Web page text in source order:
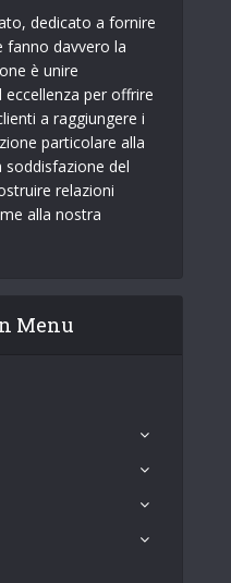
dedicato a fornire
fanno davvero la
è unire
per offrire
a raggiungere i
particolare alla
soddisfazione del
relazioni
alla nostra
Menu